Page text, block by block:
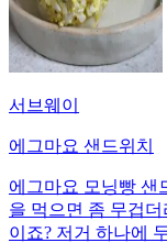
서브웨이
에그마요 샌드위치
에그마요 모닝빵 샌
을 먹으면 좀 무겁
이죠? 저거 하나에